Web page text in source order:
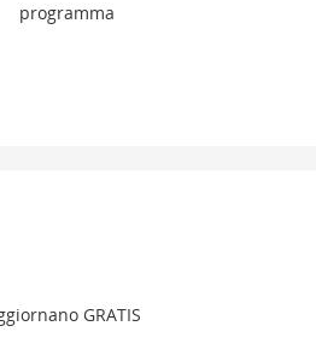
programma
GRATIS